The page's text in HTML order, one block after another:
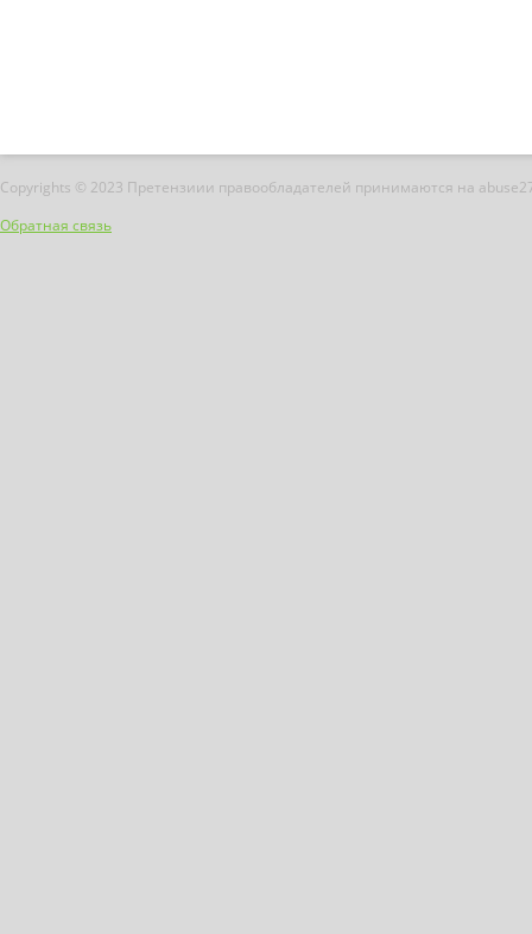
Copyrights © 2023 Претензиии правообладателей принимаются на
Обратная связь